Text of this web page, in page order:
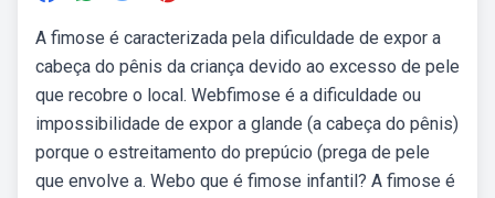
A fimose é caracterizada pela dificuldade de expor a
cabeça do pênis da criança devido ao excesso de pele
que recobre o local. Webfimose é a dificuldade ou
impossibilidade de expor a glande (a cabeça do pênis)
porque o estreitamento do prepúcio (prega de pele
que envolve a. Webo que é fimose infantil? A fimose é